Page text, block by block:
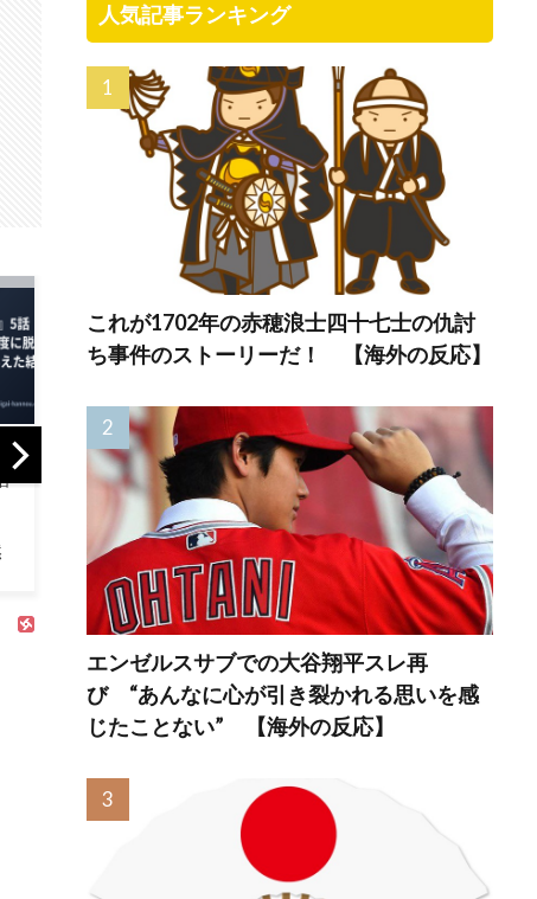
大谷翔平が今永昇
太から打った第25
号先頭打者ホーム
ランに全米騒然！
←「トモダチから
打つのが好きだ
ね」（海外の反
応）
韓国人「7試合連続
か…」大谷翔平がカ
ブス戦で7試合連続
安打を達成、鈴木
誠也は7試合ぶり19
号で4年連続20発に
王手
海外
えて
上げ
とに
津々
応）
人気記事ランキング
これが1702年の赤穂浪士四十七士の仇討
ち事件のストーリーだ！ 【海外の反応】
エンゼルスサブでの大谷翔平スレ再
び “あんなに心が引き裂かれる思いを感
じたことない” 【海外の反応】